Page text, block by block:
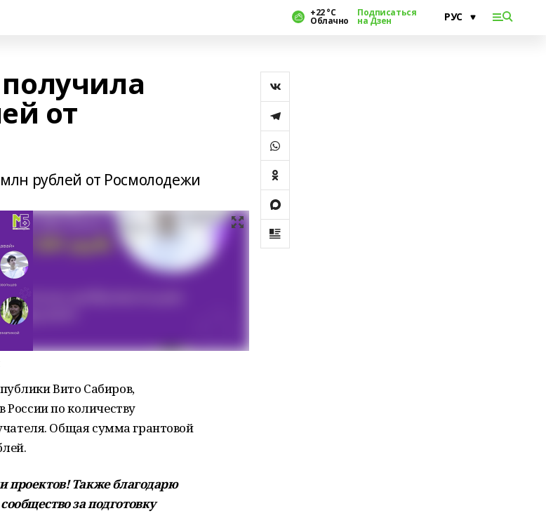
+22 °С
Облачно
Подписаться
на Дзен
от
рублей от Росмолодежи
Вито Сабиров,
по количеству
Общая сумма грантовой
проектов! Также благодарю
за подготовку